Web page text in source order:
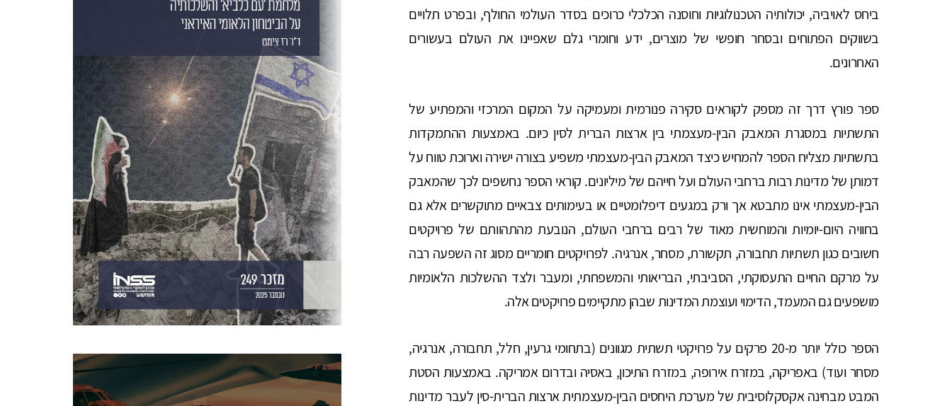
ביחס לאויביה, יכולותיה הטכנולוגיות וחוסנה הכלכלי כרוכים בסדר העולמי החולף, ובפרט תלויים
בשווקים הפתוחים ובסחר חופשי של מוצרים, ידע וחומרי גלם שאפיינו את העולם בעשורים
האחרונים.
ספר פורץ דרך זה מספק לקוראים סקירה פנורמית ומעמיקה על המקום המרכזי והמפתיע של
התשתיות במסגרת המאבק הבין-מעצמתי בין ארצות הברית לסין כיום. באמצעות ההתמקדות
בתשתיות מצליח הספר להמחיש כיצד המאבק הבין-מעצמתי משפיע בצורה ישירה וארוכת טווח על
דמותן של מדינות רבות ברחבי העולם ועל חייהם של מיליונים. קוראי הספר נחשפים לכך שהמאבק
הבין-מעצמתי אינו מתבטא אך ורק במגעים דיפלומטיים או בעימותים צבאיים מתוקשרים אלא גם
בחוויה היום-יומיות והמוחשית מאוד של רבים ברחבי העולם, הנובעת מהתהוותם של פרויקטים
חשובים כגון תשתיות תחבורה, תקשורת, מסחר, אנרגיה. לפרויקטים חומריים מסוג זה השפעה רבה
על מרקם החיים התעסוקתי, הסביבתי, הבריאותי והמשפחתי, ומעבר ולצד ההשלכות הלאומיות
מושפעים גם המעמד, הדימוי ועוצמת המדינות שבהן מתקיימים פרויקטים אלה.
הספר כולל יותר מ-20 פרקים על פרויקטי תשתית מגוונים (בתחומי גרעין, חלל, תחבורה, אנרגיה,
מסחר ועוד) באפריקה, במזרח אירופה, במזרח התיכון, באסיה ובדרום אמריקה. באמצעות הסטת
המבט מבחינה אקסקלוסיבית של מערכת היחסים הבין-מעצמתית ארצות הברית-סין לעבר מדינות